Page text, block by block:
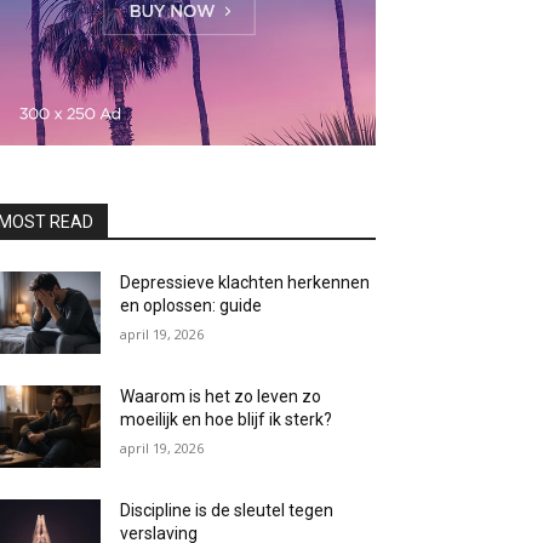
READ
Depressieve klachten herkennen
en oplossen: guide
april 19, 2026
Waarom is het zo leven zo
moeilijk en hoe blijf ik sterk?
april 19, 2026
Discipline is de sleutel tegen
verslaving